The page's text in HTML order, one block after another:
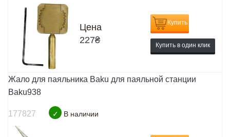
Цена
227₴
Купить
Купить в один клик
Жало для паяльника Baku для паяльной станции
Baku938
177827 ✓ В наличии